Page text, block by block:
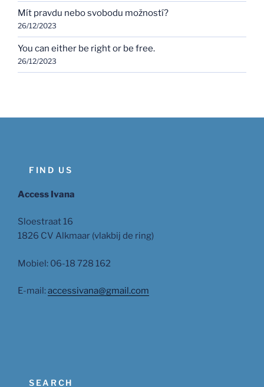
Mít pravdu nebo svobodu možností?
26/12/2023
You can either be right or be free.
26/12/2023
FIND US
Access Ivana
Sloestraat 16
1826 CV Alkmaar (vlakbij de ring)
Mobiel: 06-18 728 162
E-mail:accessivana@gmail.com
SEARCH